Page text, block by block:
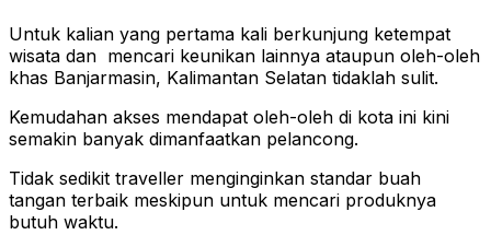
Untuk kalian yang pertama kali berkunjung ketempat
wisata dan mencari keunikan lainnya ataupun oleh-oleh
khas Banjarmasin, Kalimantan Selatan tidaklah sulit.
Kemudahan akses mendapat oleh-oleh di kota ini kini
semakin banyak dimanfaatkan pelancong.
Tidak sedikit traveller menginginkan standar buah
tangan terbaik meskipun untuk mencari produknya
butuh waktu.